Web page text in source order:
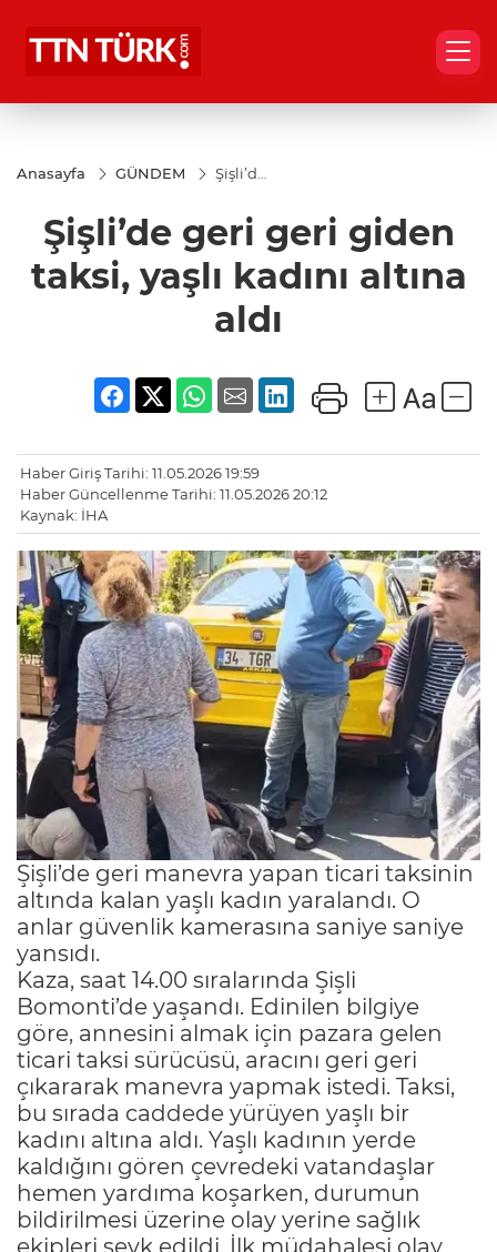
Anasayfa GÜNDEM
Şişli’de
giden
taksi,
yaşlı
kadını
aldı
Şişli’de geri geri giden
taksi, yaşlı kadını altına
aldı
Haber Giriş Tarihi: 11.05.2026 19:59
Haber Güncellenme Tarihi: 11.05.2026 20:12
Kaynak: İHA
Şişli’de geri manevra yapan ticari taksinin
altında kalan yaşlı kadın yaralandı. O
anlar güvenlik kamerasına saniye saniye
yansıdı.
Kaza, saat 14.00 sıralarında Şişli
Bomonti’de yaşandı. Edinilen bilgiye
göre, annesini almak için pazara gelen
ticari taksi sürücüsü, aracını geri geri
çıkararak manevra yapmak istedi. Taksi,
bu sırada caddede yürüyen yaşlı bir
kadını altına aldı. Yaşlı kadının yerde
kaldığını gören çevredeki vatandaşlar
hemen yardıma koşarken, durumun
bildirilmesi üzerine olay yerine sağlık
ekipleri sevk edildi. İlk müdahalesi olay